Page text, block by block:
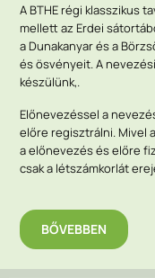
A BTHE régi klasszikus
mellett az Erdei
a Dunakanyar és a
és ösvényeit. A
készülünk,.
Előnevezéssel a
előre regisztrálni. Mivel
a előnevezés és előre
csak a létszámkorlát
BŐVEBBEN